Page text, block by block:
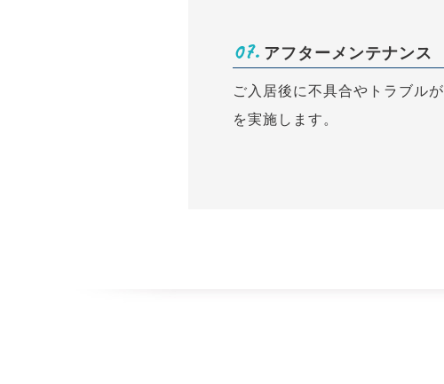
07. アフターメンテナンス
ご入居後に不具合やトラブル
を実施します。